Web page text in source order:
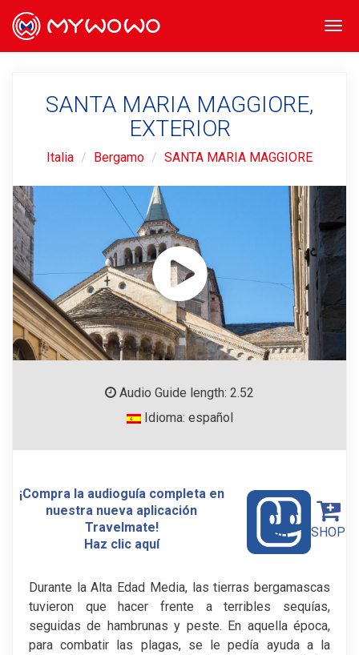
SANTA MARIA MAGGIORE,
EXTERIOR
Italia Bergamo SANTA MARIA MAGGIORE
Audio Guide length: 2.52
Idioma: español
¡Compra la audioguía completa en
nuestra nueva aplicación
Travelmate!
Haz clic aquí
SHOP
Durante la Alta Edad Media, las tierras bergamascas
tuvieron que hacer frente a terribles sequías,
seguidas de hambrunas y peste. En aquella época,
para combatir las plagas, se le pedía ayuda a la